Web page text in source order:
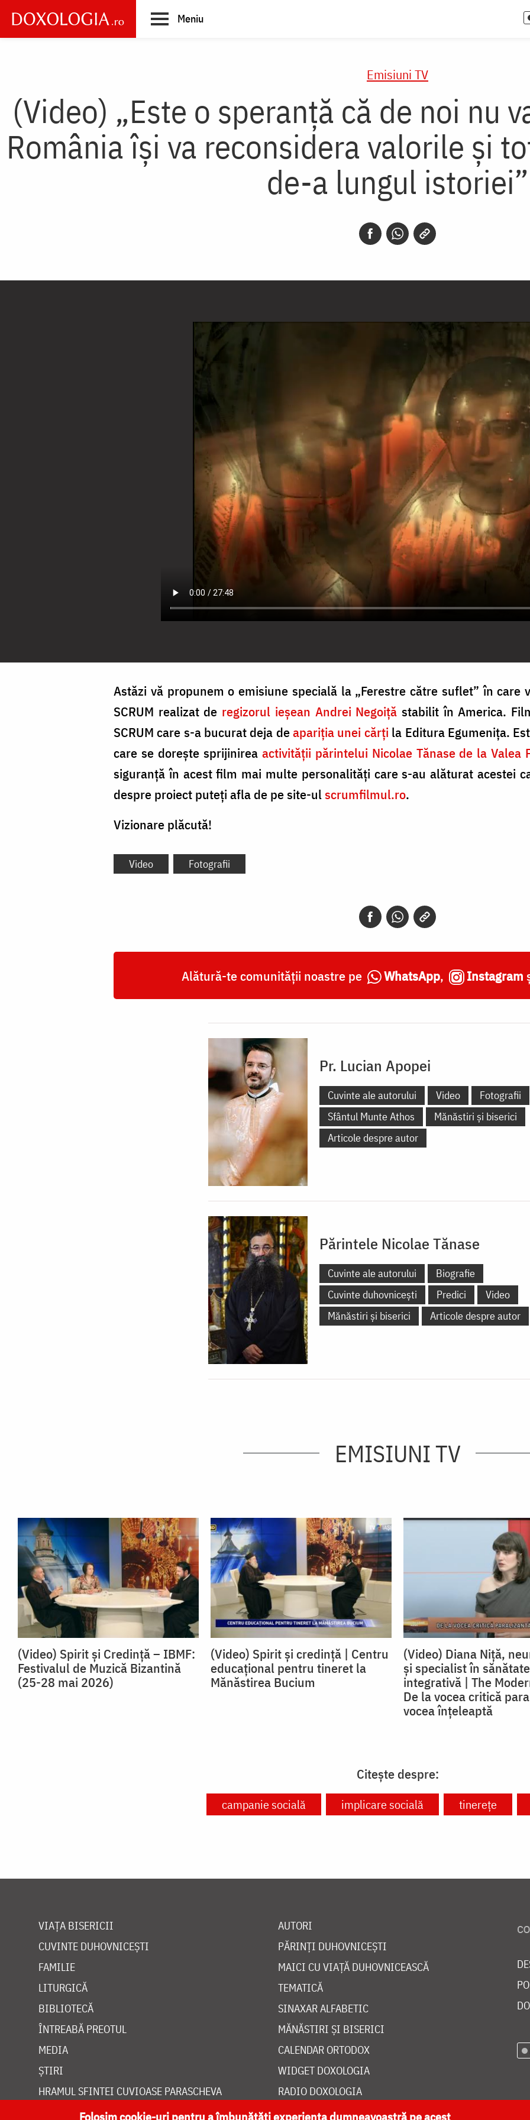
main
Meniu
Emisiuni TV
(Video) „Este o speranţă că de noi nu
România îşi va reconsidera valorile şi
de-a lungul istoriei”
Astăzi vă propunem o emisiune specială la „Ferestre către suflet” în
SCRUM realizat de regizorul ieşean Andrei Negoiţă stabilit în America.
SCRUM care s-a bucurat deja deapariţia unei cărţi la Editura Egumeniţa.
care se doreşte sprijinirea activităţii părintelui Nicolae Tănase de la Valea
siguranţă în acest film mai multe personalităţi care s-au alăturat acestei
despre proiect puteţi afla de pe site-ul scrumfilmul.ro.
Vizionare plăcută!
Video Fotografii
Alătură-te comunității noastre pe WhatsApp, Instagram
Pr. Lucian Apopei
Cuvinte ale autorului Video
Fotografii
Sfântul Munte Athos
Mănăstiri și biserici
Articole despre autor
Părintele Nicolae Tănase
Cuvinte ale autorului
Biografie
Cuvinte duhovnicești
Predici
Video
Mănăstiri și biserici
Articole despre autor
EMISIUNI TV
(Video) Spirit și Credință – IBMF:
Festivalul de Muzică Bizantină
(25-28 mai 2026)
(Video) Spirit și credință | Centru
educaţional pentru tineret la
Mănăstirea Bucium
(Video) Diana Niță,
și specialist în sănătate
integrativă | The
De la vocea critică
vocea înțeleaptă
Citește despre:
campanie socială implicare socială tinerețe
VIAȚA BISERICII
CUVINTE DUHOVNICEȘTI
FAMILIE
LITURGICĂ
BIBLIOTECĂ
ÎNTREABĂ PREOTUL
MEDIA
ȘTIRI
HRAMUL SFINTEI CUVIOASE PARASCHEVA
AUTORI
PĂRINȚI DUHOVNICEȘTI
MAICI CU VIAȚĂ DUHOVNICEASCĂ
TEMATICĂ
SINAXAR ALFABETIC
MĂNĂSTIRI ȘI BISERICI
CALENDAR ORTODOX
WIDGET DOXOLOGIA
RADIO DOXOLOGIA
Folosim cookie-uri pentru a îmbunătăți experiența dumneavoastră pe acest